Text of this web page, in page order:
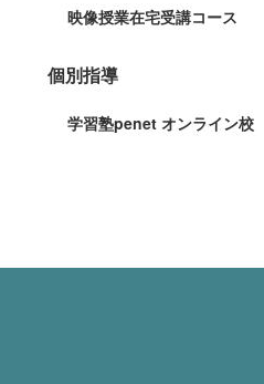
映像授業在宅受講コース
個別指導
学習塾penet オンライン校